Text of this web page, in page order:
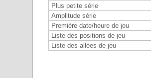
Plus petite série
Amplitude série
Première date/heure de jeu
Liste des positions de jeu
Liste des allées de jeu